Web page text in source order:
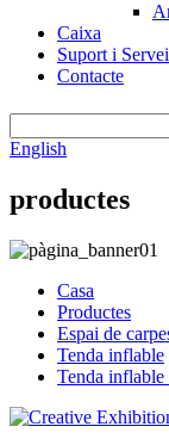
Caixa
Suport i
Contacte
English
productes
Casa
Productes
Espai de
Tenda inflable
Tenda inflable